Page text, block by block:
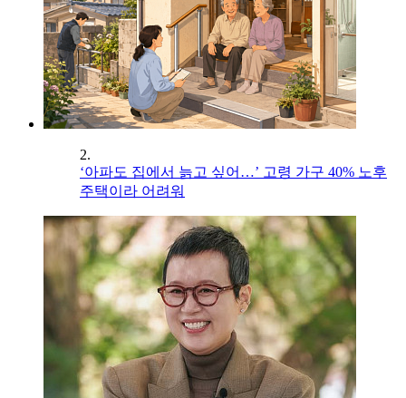
2.
‘아파도 집에서 늙고 싶어…’ 고령 가구 40% 노후
주택이라 어려워